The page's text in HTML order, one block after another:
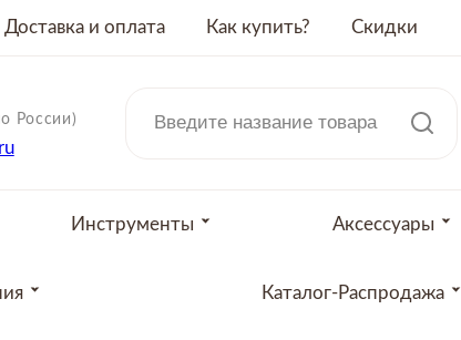
Доставка и оплата Как купить? Скидки
России)
Инструменты Аксессуары
Каталог-Распродажа